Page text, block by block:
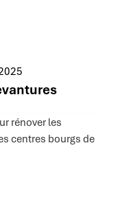
rénover les
centres bourgs de